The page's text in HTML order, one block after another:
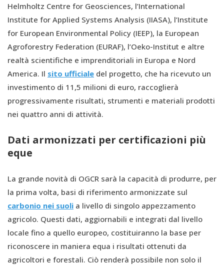
Helmholtz Centre for Geosciences, l’International
Institute for Applied Systems Analysis (IIASA), l’Institute
for European Environmental Policy (IEEP), la European
Agroforestry Federation (EURAF), l’Oeko-Institut e altre
realtà scientifiche e imprenditoriali in Europa e Nord
America. Il sito ufficiale del progetto, che ha ricevuto un
investimento di 11,5 milioni di euro, raccoglierà
progressivamente risultati, strumenti e materiali prodotti
nei quattro anni di attività.
Dati armonizzati per certificazioni più
eque
La grande novità di OGCR sarà la capacità di produrre, per
la prima volta, basi di riferimento armonizzate sul
carbonio nei suoli a livello di singolo appezzamento
agricolo. Questi dati, aggiornabili e integrati dal livello
locale fino a quello europeo, costituiranno la base per
riconoscere in maniera equa i risultati ottenuti da
agricoltori e forestali. Ciò renderà possibile non solo il